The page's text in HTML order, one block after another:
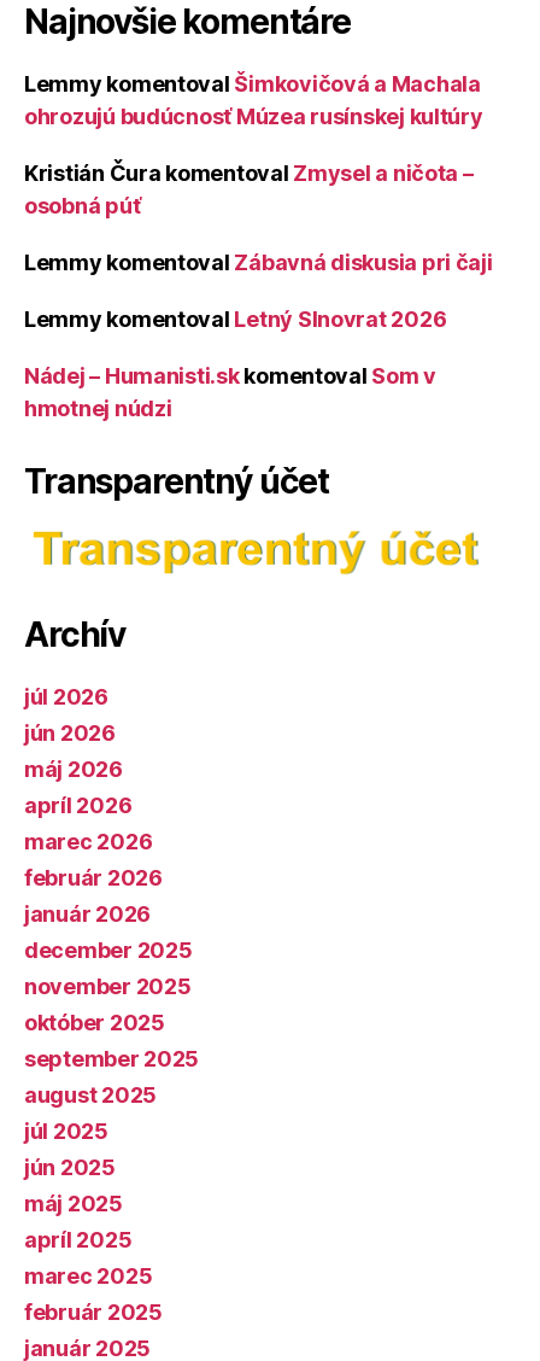
Najnovšie komentáre
Lemmy komentoval Šimkovičová a Machala
ohrozujú budúcnosť Múzea rusínskej kultúry
Kristián Čura komentoval Zmysel a ničota –
osobná púť
Lemmy komentoval Zábavná diskusia pri čaji
Lemmy komentoval Letný Slnovrat 2026
Nádej – Humanisti.skkomentoval Som v
hmotnej núdzi
Transparentný účet
Archív
júl 2026
jún 2026
máj 2026
apríl 2026
marec 2026
február 2026
január 2026
december 2025
november 2025
október 2025
september 2025
august 2025
júl 2025
jún 2025
máj 2025
apríl 2025
marec 2025
február 2025
január 2025